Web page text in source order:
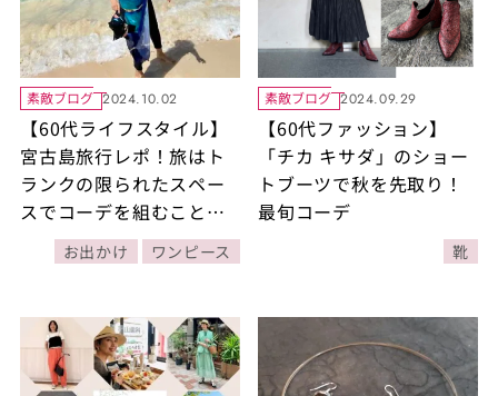
素敵ブログ 2024.10.02
【60代ライフスタイル】
宮古島旅行レポ！旅はト
ランクの限られたスペー
スでコーデを組むことか
ら始まります！
お出かけ ワンピース
素敵ブログ 2024.09.29
【60代ファッション】
「チカ キサダ」のショー
トブーツで秋を先取り！
最旬コーデ
靴